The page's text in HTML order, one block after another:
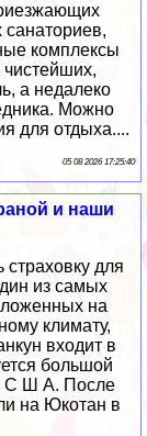
санаториев,
комплексы
а недалеко
Можно
для отдыха....
05 08 2026 17:25:40
и наши
для
из самых
на
климату,
входит в
большой
С Ш А. После
на Юкотан в